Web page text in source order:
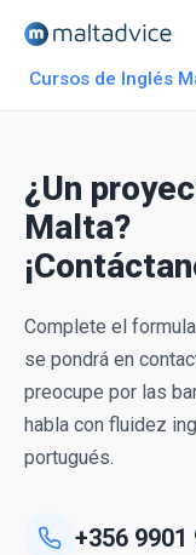
Cursos de Inglés
¿Un
Malta?
Complete el
se pondrá en
preocupe por las
habla con fluidez
portugués.
+356 9901